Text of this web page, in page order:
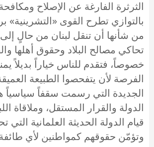
الثرثرة الفارغة عن الإصلاح
بالتوازي تطرح القوى «التشرينية»
من شأنها أن تنقل لبنان من حالٍ إلى
تحاكي مصالح البلاد وحقوق أهلها
خصوصاً، فتقدم للناس خياراً بديلاً
الفرصة لأن يتفحصوا الطبيعة
الجديدة التي رسمت سقفاً سياسياً
الدولة والقرار المستقل، وملاقاة
قيام الدولة الحديثة العلمانية
وتؤمّن حقوقهم كمواطنين لأي طائفة